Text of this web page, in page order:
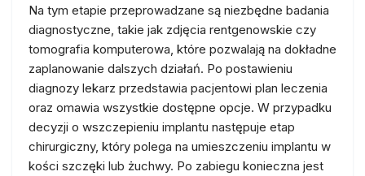
Na tym etapie przeprowadzane są niezbędne badania
diagnostyczne, takie jak zdjęcia rentgenowskie czy
tomografia komputerowa, które pozwalają na dokładne
zaplanowanie dalszych działań. Po postawieniu
diagnozy lekarz przedstawia pacjentowi plan leczenia
oraz omawia wszystkie dostępne opcje. W przypadku
decyzji o wszczepieniu implantu następuje etap
chirurgiczny, który polega na umieszczeniu implantu w
kości szczęki lub żuchwy. Po zabiegu konieczna jest